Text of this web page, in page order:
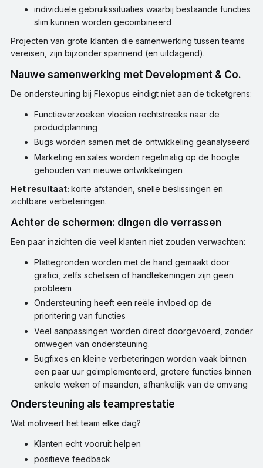
individuele gebruikssituaties waarbij bestaande functies
slim kunnen worden gecombineerd
Projecten van grote klanten die samenwerking tussen teams
vereisen, zijn bijzonder spannend (en uitdagend).
Nauwe samenwerking met Development & Co.
De ondersteuning bij Flexopus eindigt niet aan de ticketgrens:
Functieverzoeken vloeien rechtstreeks naar de
productplanning
Bugs worden samen met de ontwikkeling geanalyseerd
Marketing en sales worden regelmatig op de hoogte
gehouden van nieuwe ontwikkelingen
Het resultaat: korte afstanden, snelle beslissingen en
zichtbare verbeteringen.
Achter de schermen: dingen die verrassen
Een paar inzichten die veel klanten niet zouden verwachten:
Plattegronden worden met de hand gemaakt door
grafici, zelfs schetsen of handtekeningen zijn geen
probleem
Ondersteuning heeft een reële invloed op de
prioritering van functies
Veel aanpassingen worden direct doorgevoerd, zonder
omwegen van ondersteuning.
Bugfixes en kleine verbeteringen worden vaak binnen
een paar uur geïmplementeerd, grotere functies binnen
enkele weken of maanden, afhankelijk van de omvang
Ondersteuning als teamprestatie
Wat motiveert het team elke dag?
Klanten echt vooruit helpen
positieve feedback